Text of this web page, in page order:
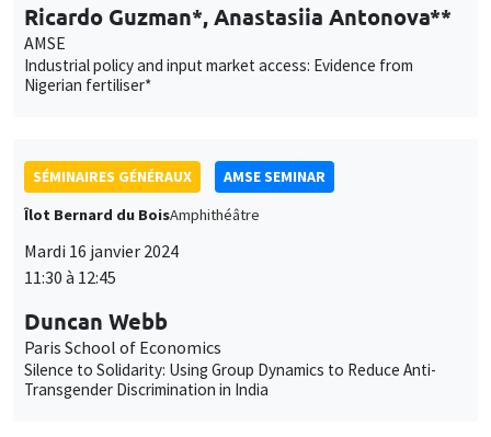
Ricardo Guzman*, Anastasiia Antonova**
AMSE
Industrial policy and input market access: Evidence from
Nigerian fertiliser*
SÉMINAIRES GÉNÉRAUX
AMSE SEMINAR
Îlot Bernard du BoisAmphithéâtre
Mardi 16 janvier 2024
11:30 à 12:45
Duncan Webb
Paris School of Economics
Silence to Solidarity: Using Group Dynamics to Reduce Anti-
Transgender Discrimination in India